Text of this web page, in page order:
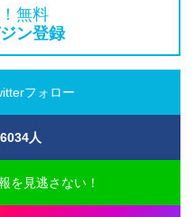
無料
ン登録
フォロー
人
を見逃さない！